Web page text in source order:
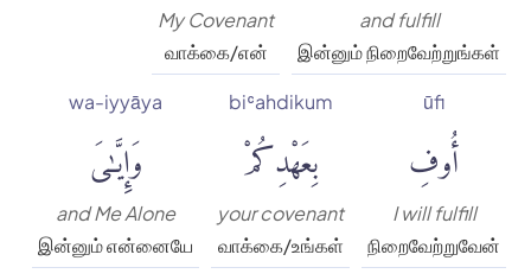
and fulfill
இன்னும் நிறைவேற்றுங்கள்
My Covenant
வாக்கை/என்
ūfi
أُوفِ
I will fulfill
நிறைவேற்றுவேன்
biʿahdikum
بِعَهْدِكُمْ
your covenant
வாக்கை/உங்கள்
wa-iyyāya
وَإِيَّٰىَ
and Me Alone
இன்னும் என்னையே